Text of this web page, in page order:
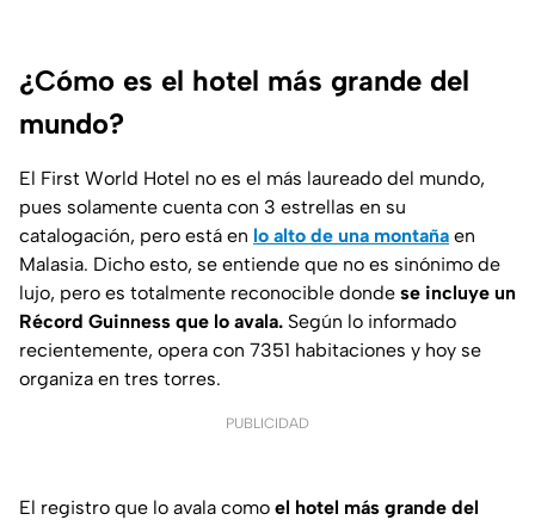
¿Cómo es el hotel más grande del
mundo?
El First World Hotel no es el más laureado del mundo,
pues solamente cuenta con 3 estrellas en su
catalogación, pero está en lo alto de una montaña en
Malasia. Dicho esto, se entiende que no es sinónimo de
lujo, pero es totalmente reconocible donde se incluye un
Récord Guinness que lo avala. Según lo informado
recientemente, opera con 7351 habitaciones y hoy se
organiza en tres torres.
PUBLICIDAD
El registro que lo avala como el hotel más grande del